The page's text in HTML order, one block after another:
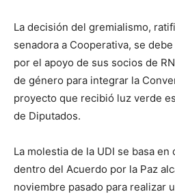
La decisión del gremialismo,
senadora a Cooperativa, se
por el apoyo de sus socios de
de género para integrar la
proyecto que recibió luz verde
de Diputados.
La molestia de la UDI se basa
dentro del Acuerdo por la Paz
noviembre pasado para realizar